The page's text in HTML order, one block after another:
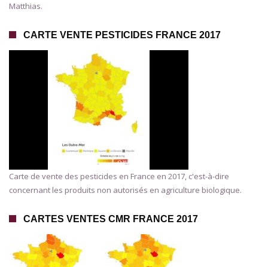
Matthias.
CARTE VENTE PESTICIDES FRANCE 2017
Carte de vente des pesticides en France en 2017, c'est-à-dire
concernant les produits non autorisés en agriculture biologique.
CARTES VENTES CMR FRANCE 2017